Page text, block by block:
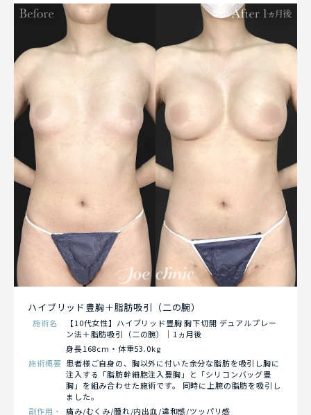
ハイブリッド豊胸＋脂肪吸引（二の腕）
施術名
【10代女性】ハイブリッド豊胸 胸下切開 デュアルプレー
ン法＋脂肪吸引（二の腕）｜1ヵ月後
身長168cm・体重53.0kg
施術概要 患者様ご自身の、胸以外に付いた余分な脂肪を吸引し胸に
注入する「脂肪幹細胞注入豊胸」と「シリコンバッグ豊
胸」を組み合わせた施術です。 同時に上腕の脂肪を吸引し
ました。
副作用・
痛み/むくみ/腫れ/内出血/違和感/ツッパリ感